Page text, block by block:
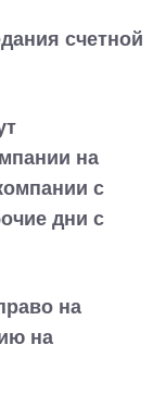
счетной
на
с
дни с
на
на